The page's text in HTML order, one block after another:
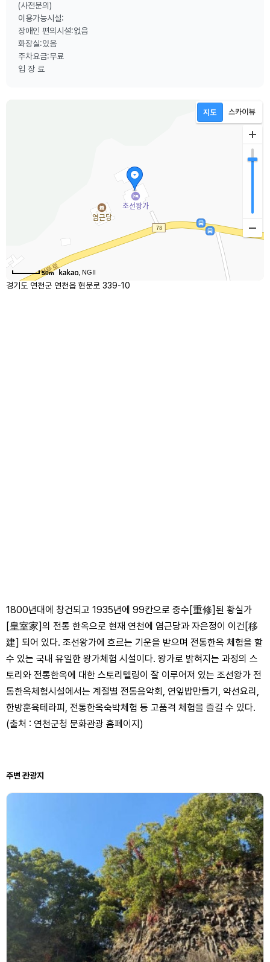
(사전문의)
이용가능시설:
장애인 편의시설:없음
화장실:있음
주차요금:무료
입 장 료
50m , NGII
경기도 연천군 연천읍 현문로 339-10
1800년대에 창건되고 1935년에 99칸으로 중수[重修]된 황실가
[皇室家]의 전통 한옥으로 현재 연천에 염근당과 자은정이 이건[移
建] 되어 있다. 조선왕가에 흐르는 기운을 받으며 전통한옥 체험을 할
수 있는 국내 유일한 왕가체험 시설이다. 왕가로 밝혀지는 과정의 스
토리와 전통한옥에 대한 스토리텔링이 잘 이루어져 있는 조선왕가 전
통한옥체험시설에서는 계절별 전통음악회, 연잎밥만들기, 약선요리,
한방훈육테라피, 전통한옥숙박체험 등 고품격 체험을 즐길 수 있다.
(출처 : 연천군청 문화관광 홈페이지)
주변 관광지